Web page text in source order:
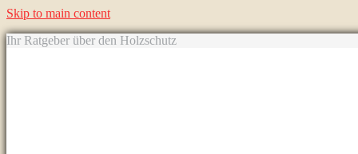
Skip to main content
Ihr Ratgeber über den Holzschutz